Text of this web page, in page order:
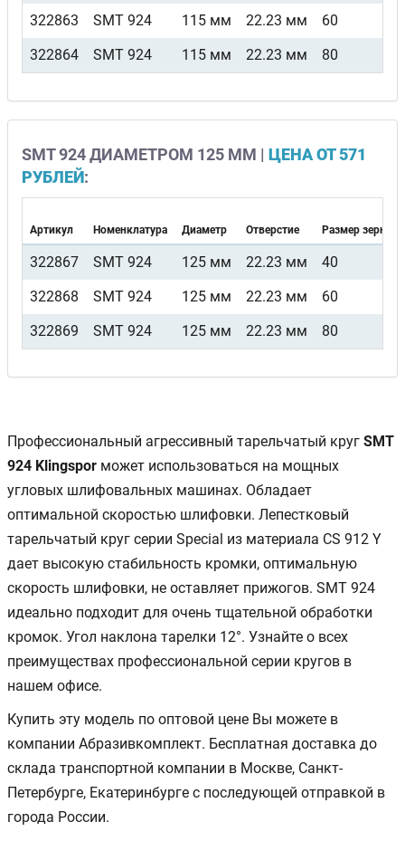
322863
SMT 924 115 мм 22.23 мм
60
322864
SMT 924 115 мм 22.23 мм 80
SMT 924 ДИАМЕТРОМ 125 ММ | ЦЕНА ОТ 571
РУБЛЕЙ:
Артикул Номенклатура Диаметр Отверстие Размер зерна
322867 SMT 924 125 мм 22.23 мм
40
322868
SMT 924 125 мм 22.23 мм
60
322869
SMT 924 125 мм 22.23 мм 80
Профессиональный агрессивный тарельчатый круг SMT
924 Klingspor может использоваться на мощных
угловых шлифовальных машинах. Обладает
оптимальной скоростью шлифовки. Лепестковый
тарельчатый круг серии Special из материала CS 912 Y
дает высокую стабильность кромки, оптимальную
скорость шлифовки, не оставляет прижогов. SMT 924
идеально подходит для очень тщательной обработки
кромок. Угол наклона тарелки 12°. Узнайте о всех
преимуществах профессиональной серии кругов в
нашем офисе.
Купить эту модель по оптовой цене Вы можете в
компании Абразивкомплект. Бесплатная доставка до
склада транспортной компании в Москве, Санкт-
Петербурге, Екатеринбурге с последующей отправкой в
города России.